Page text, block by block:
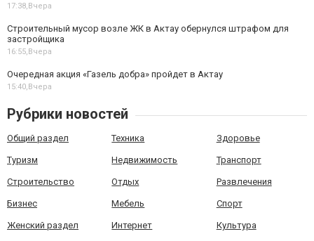
17:38, Вчера
Строительный мусор возле ЖК в Актау обернулся штрафом для
застройщика
16:55, Вчера
Очередная акция «Газель добра» пройдет в Актау
15:40, Вчера
Рубрики новостей
Общий раздел Техника Здоровье
Туризм Недвижимость Транспорт
Строительство Отдых Развлечения
Бизнес Мебель Спорт
Женский раздел Интернет Культура